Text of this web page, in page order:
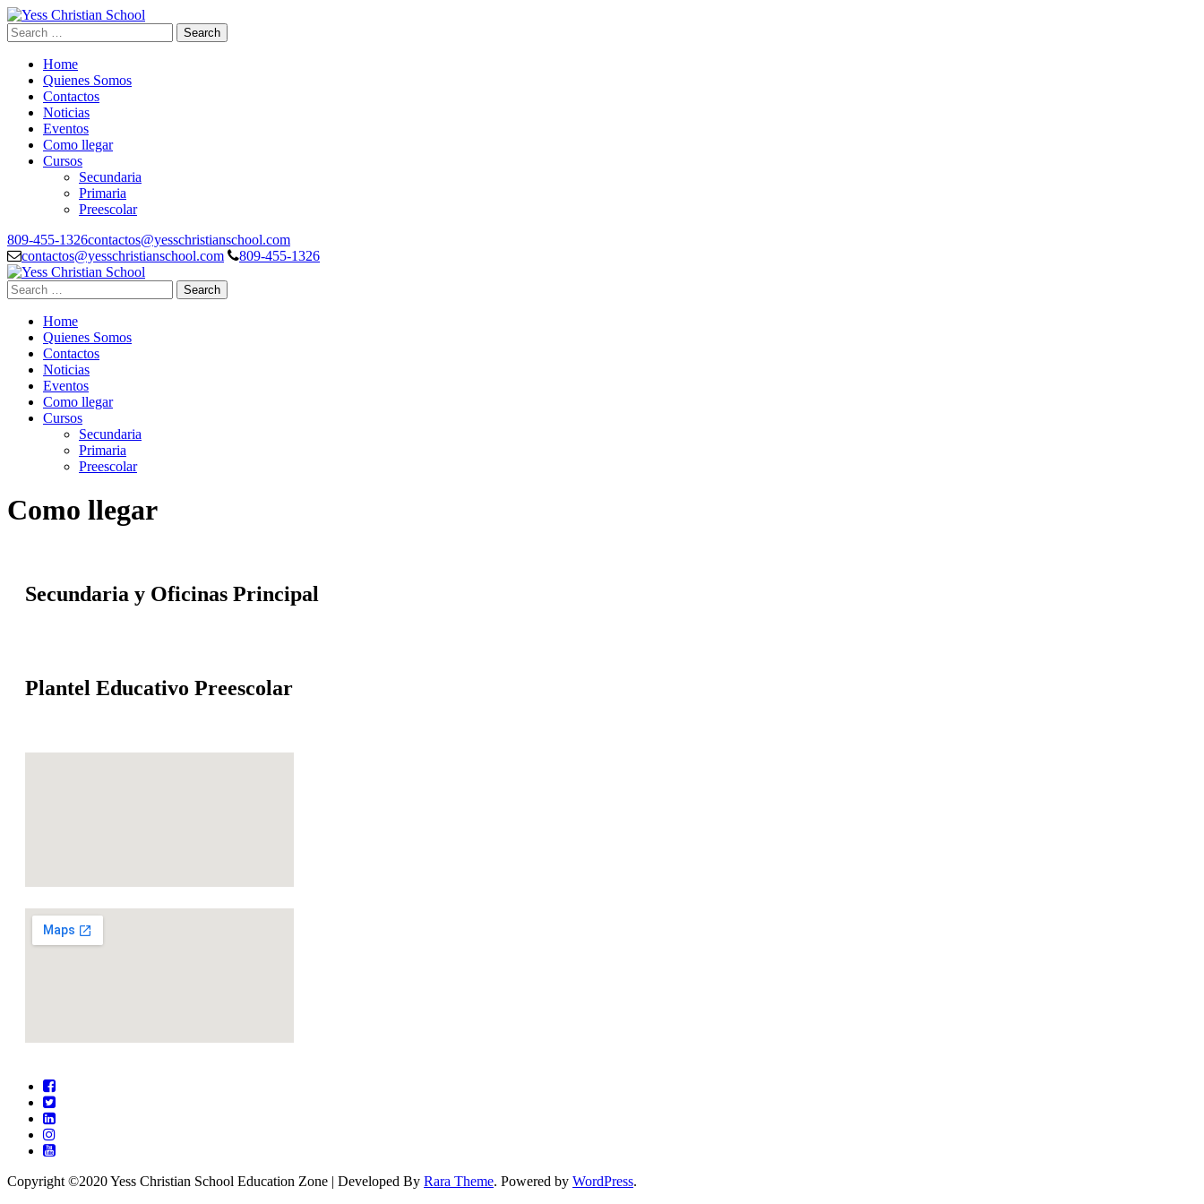
Skip
to
content
(Press
Enter)
Yess Christian School
Top Level Educacion System
Search
for:
Home
Quienes Somos
Contactos
Noticias
Eventos
Como llegar
Cursos
Secundaria
Primaria
Preescolar
809-455-1326contactos@yesschristianschool.com
contactos@yesschristianschool.com
809-455-1326
Yess Christian School
Top Level Educacion System
Search
for:
Home
Quienes Somos
Contactos
Noticias
Eventos
Como llegar
Cursos
Secundaria
Primaria
Preescolar
Como llegar
Secundaria y Oficinas Principal
Plantel Educativo Preescolar
Copyright ©2020 Yess Christian School Education Zone | Developed By Rara Theme. Powered by WordPress.